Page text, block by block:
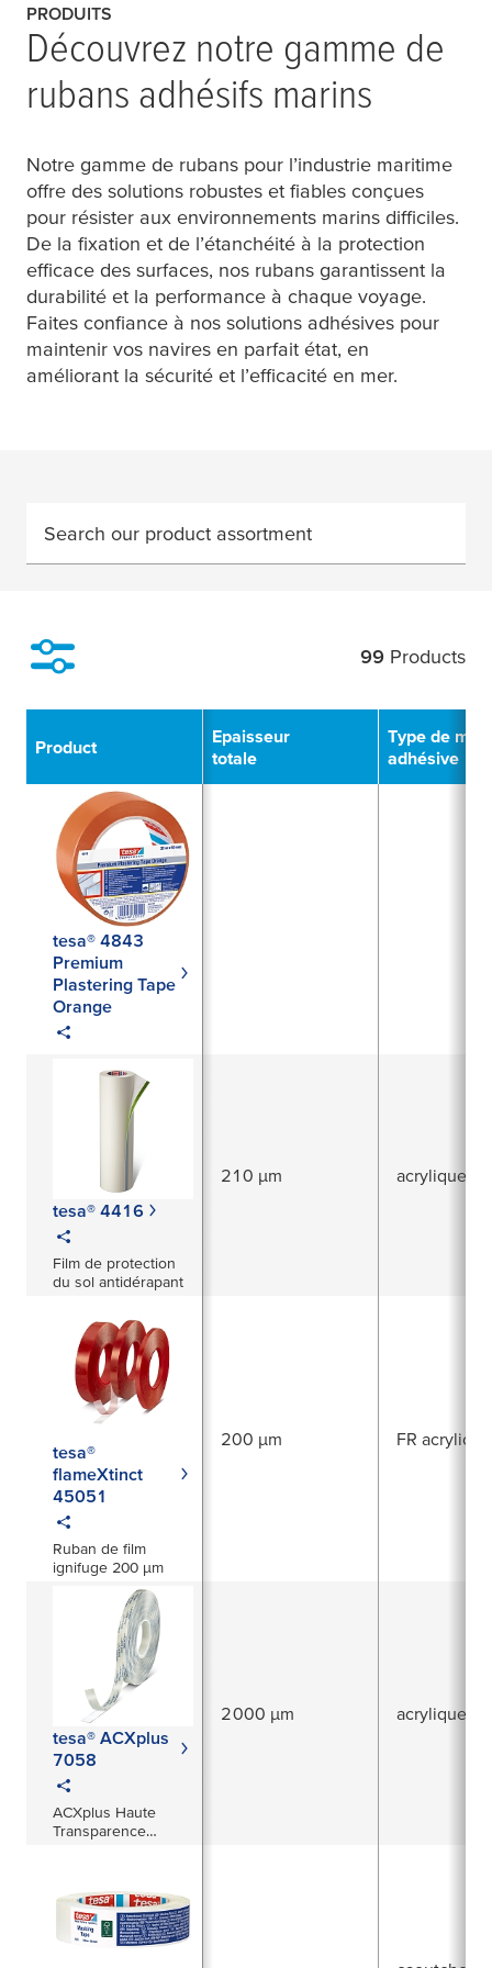
PRODUITS
Découvrez notre gamme de
rubans adhésifs marins
Notre gamme de rubans pour l’industrie maritime
offre des solutions robustes et fiables conçues
pour résister aux environnements marins difficiles.
De la fixation et de l’étanchéité à la protection
efficace des surfaces, nos rubans garantissent la
durabilité et la performance à chaque voyage.
Faites confiance à nos solutions adhésives pour
maintenir vos navires en parfait état, en
améliorant la sécurité et l’efficacité en mer.
Search our product assortment
99 Products
Product
Epaisseur
totale
Type de
adhésive
tesa® 4843
Premium
Plastering Tape
Orange
tesa® 4416
Film de protection
du sol antidérapant
210 µm acrylique
tesa®
flameXtinct
45051
Ruban de film
ignifuge 200 µm
200 µm FR acrylic
tesa® ACXplus
7058
ACXplus Haute
Transparence
2 000 µm acrylique